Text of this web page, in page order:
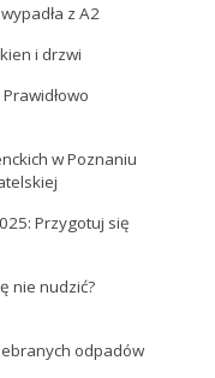
z A2
i drzwi
w Poznaniu
Przygotuj się
nie nudzić?
odpadów